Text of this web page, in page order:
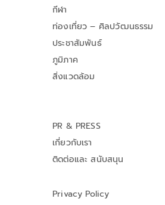
กีฬา
ท่องเที่ยว – ศิลปวัฒนธรรม
ประชาสัมพันธ์
ภูมิภาค
สิ่งแวดล้อม
PR & PRESS
เกี่ยวกับเรา
ติดต่อและ สนับสนุน
Privacy Policy